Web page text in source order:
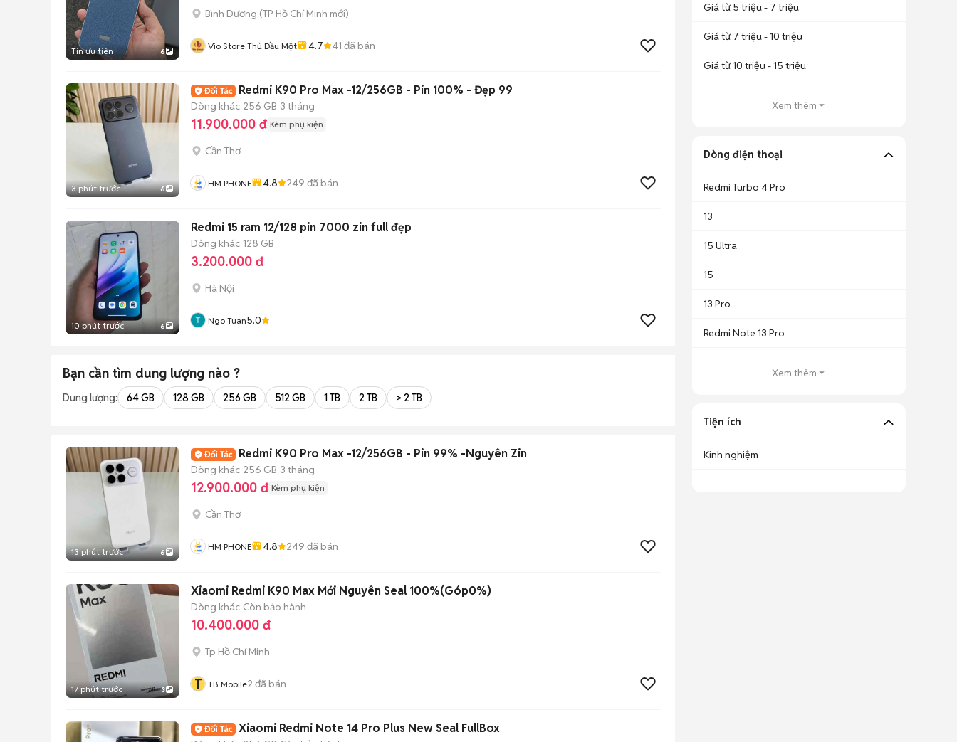
Tin ưu tiên 6
Bình Dương (TP Hồ Chí Minh mới)
Vio Store Thủ Dầu Một 4.7 41 đã bán
3 phút trước 6
Redmi K90 Pro Max -12/256GB - Pin 100% - Đẹp 99
Dòng khác 256 GB 3 tháng
11.900.000 đ Kèm phụ kiện
Cần Thơ
HM PHONE 4.8 249 đã bán
10 phút trước 6
Redmi 15 ram 12/128 pin 7000 zin full đẹp
Dòng khác 128 GB
3.200.000 đ
Hà Nội
Ngo Tuan5.0
Bạn cần tìm dung lượng nào ?
Dung lượng: 64 GB 128 GB 256 GB 512 GB 1 TB 2 TB > 2 TB
13 phút trước 6
Redmi K90 Pro Max -12/256GB - Pin 99% -Nguyên Zin
Dòng khác 256 GB 3 tháng
12.900.000 đ Kèm phụ kiện
Cần Thơ
HM PHONE 4.8 249 đã bán
17 phút trước 3
Xiaomi Redmi K90 Max Mới Nguyên Seal 100%(Góp0%)
Dòng khác Còn bảo hành
10.400.000 đ
Tp Hồ Chí Minh
T TB Mobile2 đã bán
Xiaomi Redmi Note 14 Pro Plus New Seal FullBox
Giá từ 5 triệu - 7 triệu
Giá từ 7 triệu - 10 triệu
Giá từ 10 triệu - 15 triệu
Xem thêm
Dòng điện thoại
Redmi Turbo 4 Pro
13
15 Ultra
15
13 Pro
Redmi Note 13 Pro
Xem thêm
Tiện ích
Kinh nghiệm